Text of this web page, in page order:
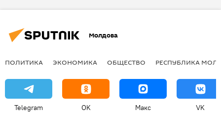
Молдова
ПОЛИТИКА ЭКОНОМИКА ОБЩЕСТВО РЕСПУБЛИКА
Telegram OK Макс VK